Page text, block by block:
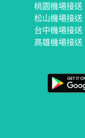
桃園機場接送
松山機場接送
台中機場接送
高雄機場接送